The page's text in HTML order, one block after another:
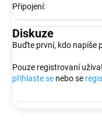
Připojení:
Diskuze
Buďte první, kdo napíše
Pouze registrovaní
přihlaste se nebo se